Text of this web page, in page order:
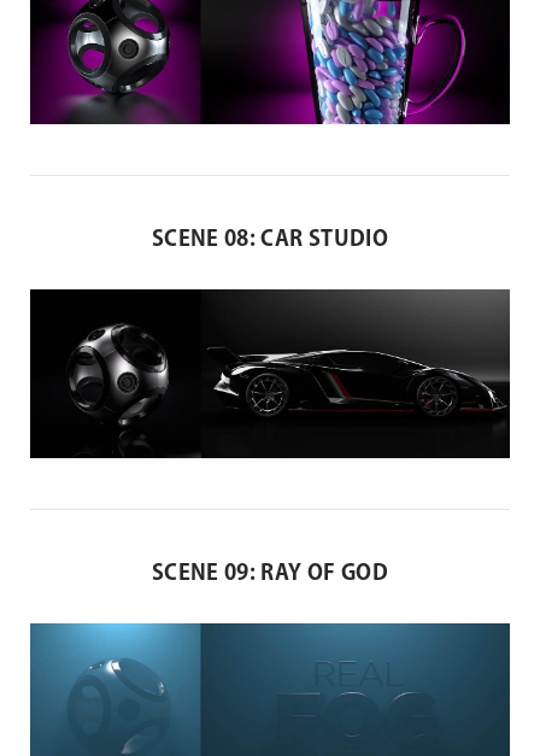
SCENE 08: CAR STUDIO
SCENE 09: RAY OF GOD